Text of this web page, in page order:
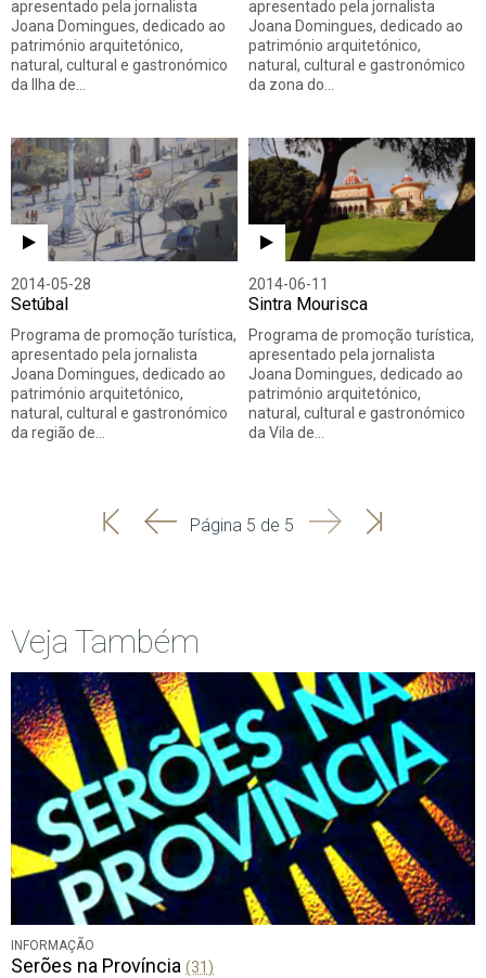
apresentado pela jornalista
Joana Domingues, dedicado ao
património arquitetónico,
natural, cultural e gastronómico
da Ilha de…
apresentado pela jornalista
Joana Domingues, dedicado ao
património arquitetónico,
natural, cultural e gastronómico
da zona do…
2014-05-28
Setúbal
Programa de promoção turística,
apresentado pela jornalista
Joana Domingues, dedicado ao
património arquitetónico,
natural, cultural e gastronómico
da região de…
2014-06-11
Sintra Mourisca
Programa de promoção turística,
apresentado pela jornalista
Joana Domingues, dedicado ao
património arquitetónico,
natural, cultural e gastronómico
da Vila de…
'
'
Página 5 de 5 SeguinteÚltima
Veja Também
INFORMAÇÃO
Serões na Província (31)